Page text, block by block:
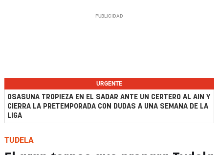
URGENTE
OSASUNA TROPIEZA EN EL SADAR ANTE UN CERTERO AL AIN Y
CIERRA LA PRETEMPORADA CON DUDAS A UNA SEMANA DE LA
LIGA
TUDELA